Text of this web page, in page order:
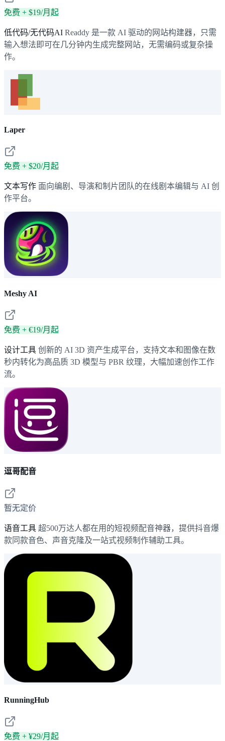
免费 + $19/月起
低代码/无代码AI Readdy 是一款 AI 驱动的网站构建器，只需
输入想法即可在几分钟内生成完整网站，无需编码或复杂操
作。
Laper
免费 + $20/月起
文本写作 面向编剧、导演和制片团队的在线剧本编辑与 AI 创
作平台。
Meshy AI
免费 + €19/月起
设计工具 创新的 AI 3D 资产生成平台，支持文本和图像在数
秒内转化为高品质 3D 模型与 PBR 纹理，大幅加速创作工作
流。
逗哥配音
暂无定价
语音工具 超500万达人都在用的短视频配音神器，提供抖音爆
款同款音色、声音克隆及一站式视频制作辅助工具。
RunningHub
免费 + ¥29/月起